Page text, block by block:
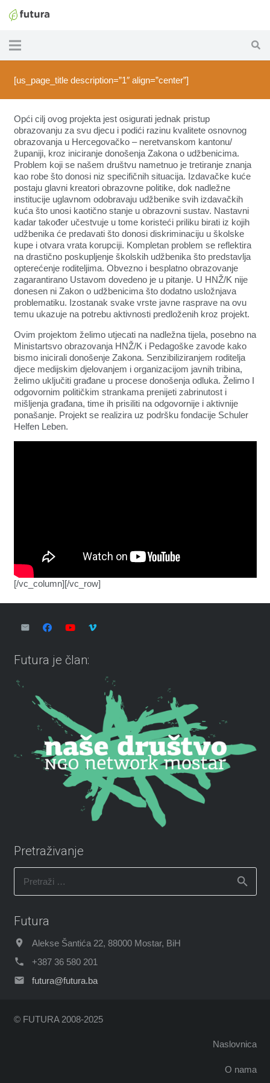
[us_page_title description=”1″ align=”center”]
Opći cilj ovog projekta jest osigurati jednak pristup
obrazovanju za svu djecu i podići razinu kvalitete osnovnog
obrazovanja u Hercegovačko – neretvanskom kantonu/
županiji, kroz iniciranje donošenja Zakona o udžbenicima.
Problem koji se našem društvu nametnuo je tretiranje znanja
kao robe što donosi niz specifičnih situacija. Izdavačke kuće
postaju glavni kreatori obrazovne politike, dok nadležne
institucije uglavnom odobravaju udžbenike svih izdavačkih
kuća što unosi kaotično stanje u obrazovni sustav. Nastavni
kadar također učestvuje u tome koristeći priliku birati iz kojih
udžbenika će predavati što donosi diskriminaciju u školske
kupe i otvara vrata korupciji. Kompletan problem se reflektira
na drastično poskupljenje školskih udžbenika što predstavlja
opterećenje roditeljima. Obvezno i besplatno obrazovanje
zagarantirano Ustavom dovedeno je u pitanje. U HNŽ/K nije
donesen ni Zakon o udžbenicima što dodatno usložnjava
problematiku. Izostanak svake vrste javne rasprave na ovu
temu ukazuje na potrebu aktivnosti predloženih kroz projekt.
Ovim projektom želimo utjecati na nadležna tijela, posebno na
Ministartsvo obrazovanja HNŽ/K i Pedagoške zavode kako
bismo inicirali donošenje Zakona. Senzibiliziranjem roditelja
djece medijskim djelovanjem i organizacijom javnih tribina,
želimo uključiti građane u procese donošenja odluka. Želimo I
odgovornim političkim strankama prenijeti zabrinutost i
mišljenja građana, time ih prisiliti na odgovornije i aktivnije
ponašanje. Projekt se realizira uz podršku fondacije Schuler
Helfen Leben.
[/vc_column][/vc_row]
Futura je član:
Pretraživanje
Pretraži:
Futura
Alekse Šantića 22, 88000 Mostar, BiH
+387 36 580 201
futura@futura.ba
© FUTURA 2008-2025
Naslovnica
O nama